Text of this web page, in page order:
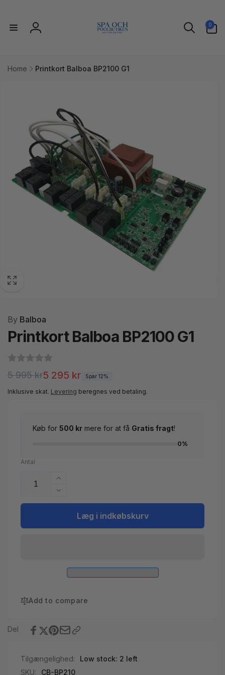
Log
0
varer
Home
Printkort Balboa BP2100 G1
By Balboa
Printkort Balboa BP2100 G1
Normalpris
5 995 kr
Udsalgspris5 295 kr Spar 12%
Inklusive skat. Levering beregnes ved betaling.
Køb for 500 kr mere for at få Gratis fragt!
0%
Antal
Øg
antallet
for
Printkort
Reducer
antallet
Printkort
Læg i indkøbskurv
Add to compare
Del
Tilgængelighed:
Low stock: 2 left
SKU:
CB-BP210